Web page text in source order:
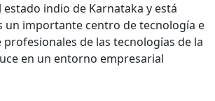
indio de Karnataka y está
un importante centro de tecnología e
de las tecnologías de la
en un entorno empresarial